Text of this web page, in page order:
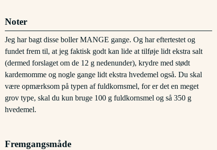
Noter
Jeg har bagt disse boller MANGE gange. Og har eftertestet og
fundet frem til, at jeg faktisk godt kan lide at tilføje lidt ekstra salt
(dermed forslaget om de 12 g nedenunder), krydre med stødt
kardemomme og nogle gange lidt ekstra hvedemel også. Du skal
være opmærksom på typen af fuldkornsmel, for er det en meget
grov type, skal du kun bruge 100 g fuldkornsmel og så 350 g
hvedemel.
Fremgangsmåde